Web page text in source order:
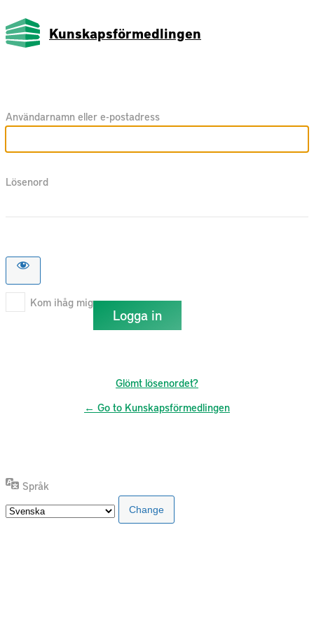
Kunskapsförmedlingen
Användarnamn eller e-postadress
Lösenord
Kom ihåg mig
Glömt lösenordet?
← Go to Kunskapsförmedlingen
Språk